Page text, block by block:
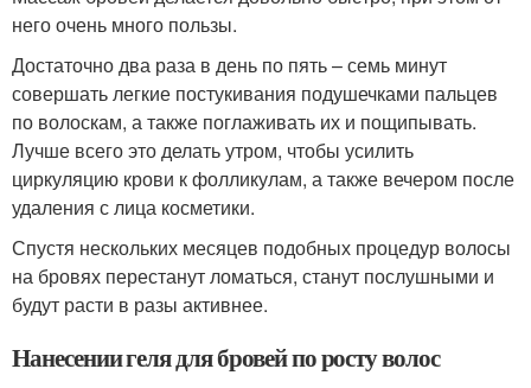
него очень много пользы.
Достаточно два раза в день по пять – семь минут
совершать легкие постукивания подушечками пальцев
по волоскам, а также поглаживать их и пощипывать.
Лучше всего это делать утром, чтобы усилить
циркуляцию крови к фолликулам, а также вечером после
удаления с лица косметики.
Спустя нескольких месяцев подобных процедур волосы
на бровях перестанут ломаться, станут послушными и
будут расти в разы активнее.
Нанесении геля для бровей по росту волос